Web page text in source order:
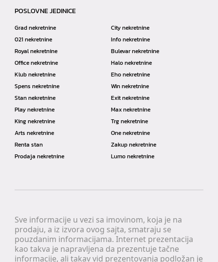
Sve informacije u vezi sa imovinom, koja je na
prodaju, a iz izvora ovog sajta, smatraju se
pouzdanim informacijama. Internet prezentacija
kao takva je napravljena da prezentuje tačne
informacije, ali takav vid prezentovanja podložan je
POSLOVNE JEDINICE
Grad nekretnine
City nekretnine
021 nekretnine
Info nekretnine
Royal nekretnine
Bulevar nekretnine
Office nekretnine
Halo nekretnine
Klub nekretnine
Eho nekretnine
Spens nekretnine
Win nekretnine
Stan nekretnine
Exit nekretnine
Play nekretnine
Max nekretnine
King nekretnine
Trg nekretnine
Arts nekretnine
One nekretnine
Renta stan
Zakup nekretnine
Prodaja nekretnine
Lumo nekretnine